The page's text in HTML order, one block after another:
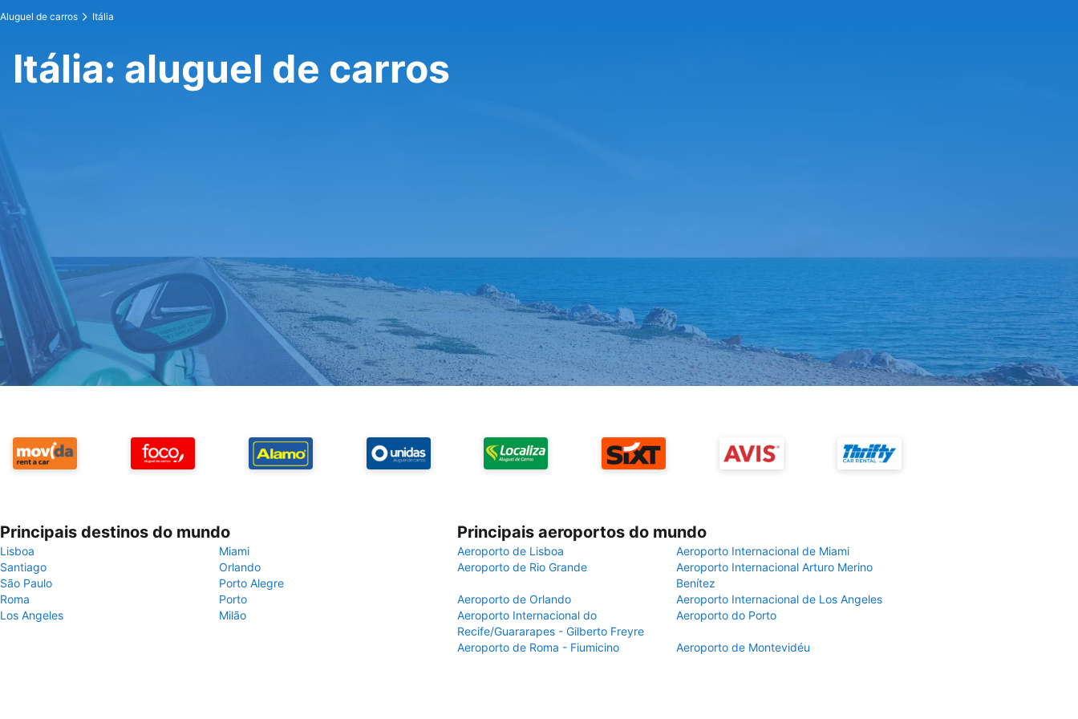
Aluguel de carros Itália
Itália: aluguel de carros
Principais destinos do mundo
Lisboa
Miami
Santiago
Orlando
São Paulo
Porto Alegre
Roma
Porto
Los Angeles
Milão
Principais aeroportos do mundo
Aeroporto de Lisboa
Aeroporto Internacional de Miami
Aeroporto de Rio Grande
Aeroporto Internacional Arturo Merino
Benítez
Aeroporto de Orlando
Aeroporto Internacional de Los Angeles
Aeroporto Internacional do
Recife/Guararapes - Gilberto Freyre
Aeroporto do Porto
Aeroporto de Roma - Fiumicino Aeroporto de Montevidéu